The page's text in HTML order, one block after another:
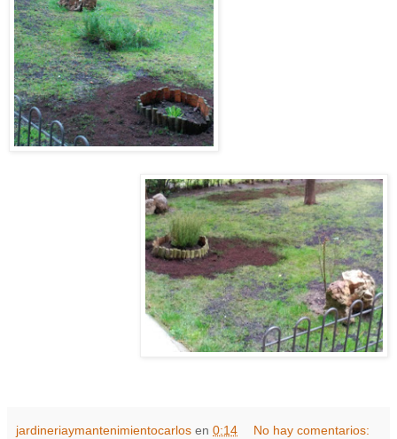
jardineriaymantenimientocarlos en 0:14 No hay comentarios: